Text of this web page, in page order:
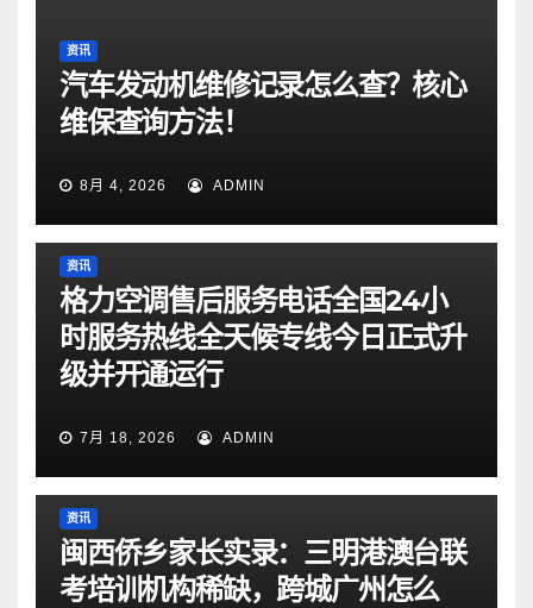
资讯
汽车发动机维修记录怎么查？核心
维保查询方法！
8月 4, 2026 ADMIN
资讯
格力空调售后服务电话全国24小
时服务热线全天候专线今日正式升
级并开通运行
7月 18, 2026 ADMIN
资讯
闽西侨乡家长实录：三明港澳台联
考培训机构稀缺，跨城广州怎么